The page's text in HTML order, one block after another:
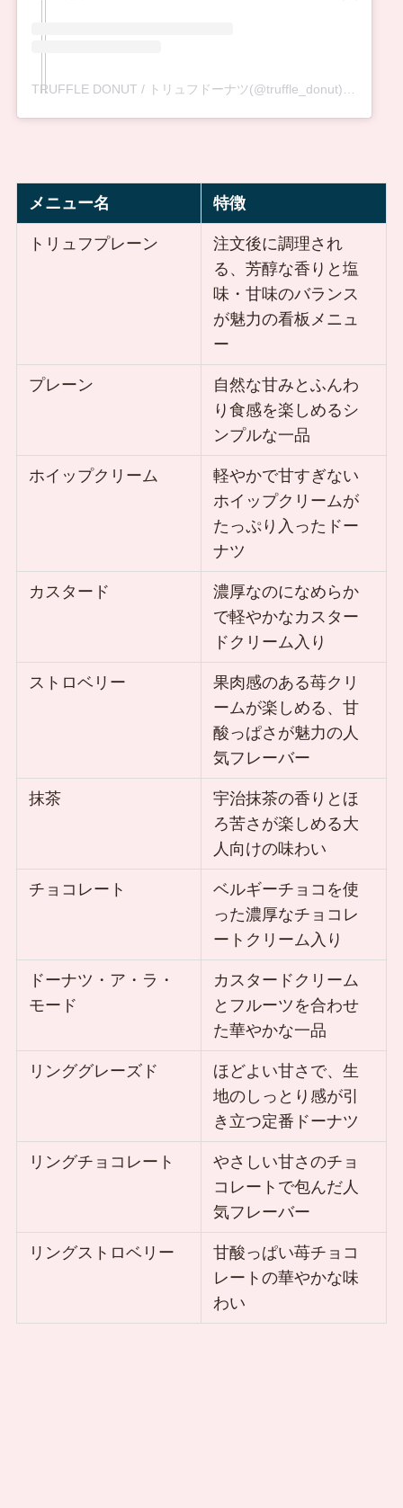
メニュー名 特徴
トリュフプレーン
注文後に調理され
る、芳醇な香りと塩
味・甘味のバランス
が魅力の看板メニュ
ー
プレーン
自然な甘みとふんわ
り食感を楽しめるシ
ンプルな一品
ホイップクリーム
軽やかで甘すぎない
ホイップクリームが
たっぷり入ったドー
ナツ
カスタード
濃厚なのになめらか
で軽やかなカスター
ドクリーム入り
ストロベリー
果肉感のある苺クリ
ームが楽しめる、甘
酸っぱさが魅力の人
気フレーバー
抹茶
宇治抹茶の香りとほ
ろ苦さが楽しめる大
人向けの味わい
チョコレート
ベルギーチョコを使
った濃厚なチョコレ
ートクリーム入り
ドーナツ・ア・ラ・
モード
カスタードクリーム
とフルーツを合わせ
た華やかな一品
リンググレーズド
ほどよい甘さで、生
地のしっとり感が引
き立つ定番ドーナツ
リングチョコレート
やさしい甘さのチョ
コレートで包んだ人
気フレーバー
リングストロベリー
甘酸っぱい苺チョコ
レートの華やかな味
わい